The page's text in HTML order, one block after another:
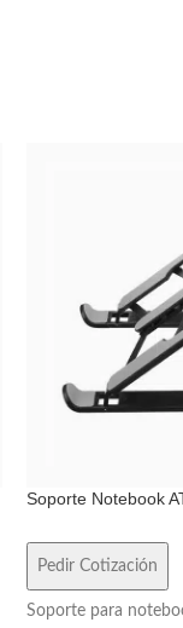
Soporte Notebook
Pedir Cotización
Soporte para